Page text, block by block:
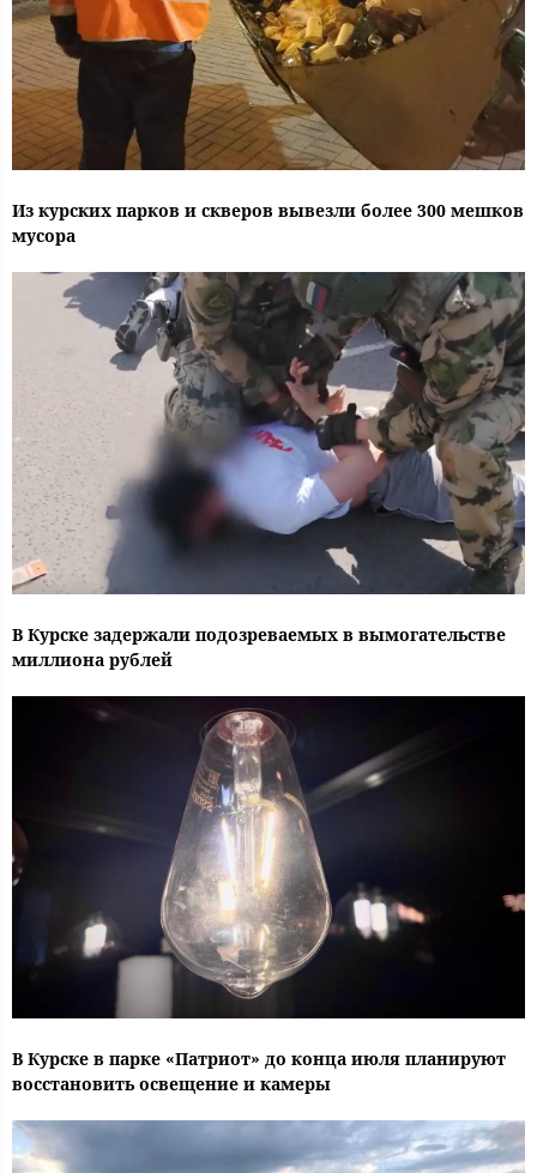
Из курских парков и скверов вывезли более 300 мешков
мусора
В Курске задержали подозреваемых в вымогательстве
миллиона рублей
В Курске в парке «Патриот» до конца июля планируют
восстановить освещение и камеры